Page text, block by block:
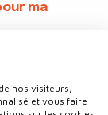
ma
nos visiteurs,
et vous faire